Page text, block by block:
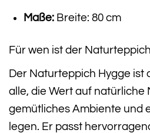
Maße:Breite: 80 cm
Für wen ist der
Der Naturteppich Hygge ist
alle, die Wert auf natürliche
gemütliches Ambiente und
legen. Er passt